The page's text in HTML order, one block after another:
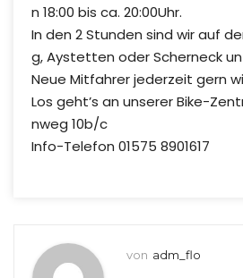
n 18:00 bis ca. 20:00Uhr.
In den 2 Stunden sind wir auf
g, Aystetten oder Scherneck
Neue Mitfahrer jederzeit gern
Los geht’s an unserer Bike-
nweg 10b/c
Info-Telefon 01575 8901617
von adm_flo